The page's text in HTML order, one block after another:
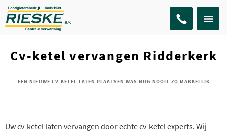
Cv-ketel vervangen Ridderkerk
EEN NIEUWE CV-KETEL LATEN PLAATSEN WAS NOG NOOIT ZO MAKKELIJK
Uw cv-ketel laten vervangen door echte cv-ketel experts. Wij